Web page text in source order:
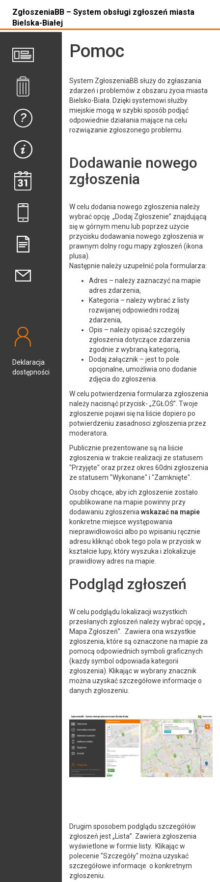
ZgłoszeniaBB – System obsługi zgłoszeń miasta
Bielska-Białej
Deklaracja
dostępności
Pomoc
System ZgłoszeniaBB służy do zgłaszania
zdarzeń i problemów z obszaru życia miasta
Bielsko-Biała. Dzięki systemowi służby
miejskie mogą w szybki sposób podjąć
odpowiednie działania mające na celu
rozwiązanie zgłoszonego problemu.
Dodawanie nowego
zgłoszenia
W celu dodania nowego zgłoszenia należy
wybraćopcję „Dodaj Zgłoszenie” znajdującą
się w górnym menu lub poprzez użycie
przycisku dodawania nowego zgłoszenia w
prawnym dolny rogu mapy zgłoszeń (ikona
plusa).
Następnie należy uzupełnić pola formularza:
Adres – należy zaznaczyć na mapie
adres zdarzenia,
Kategoria – należy wybrać z listy
rozwijanej odpowiedni rodzaj
zdarzenia,
Opis – należy opisać szczegóły
zgłoszenia dotyczące zdarzenia
zgodnie z wybraną kategorią,
Dodaj załącznik – jest to pole
opcjonalne, umożliwia ono dodanie
zdjęcia do zgłoszenia.
W celu potwierdzenia formularza zgłoszenia
należy nacisnąć przycisk- „ZGŁOŚ”. Twoje
zgłoszenie pojawi się na liście dopiero po
potwierdzeniu zasadnosci zgłoszenia przez
moderatora.
Publicznie prezentowane są na liście
zgłoszenia w trakcie realizacji ze statusem
"Przyjęte" oraz przez okres 60dni zgłoszenia
ze statusem "Wykonane" i "Zamknięte".
Osoby chcące, aby ich zgłoszenie zostało
opublikowane na mapie powinny przy
dodawaniu zgłoszenia wskazać na mapie
konkretne miejsce występowania
nieprawidłowości albo po wpisaniu ręcznie
adresu kliknąć obok tego pola w przycisk w
kształcie lupy, który wyszuka i zlokalizuje
prawidłowy adres na mapie.
Podgląd zgłoszeń
W celu podglądu lokalizacji wszystkich
przesłanych zgłoszeń należy wybrać opcję „
Mapa Zgłoszeń”. Zawiera ona wszystkie
zgłoszenia, które są oznaczone na mapie za
pomocą odpowiednich symboli graficznych
(każdy symbol odpowiada kategorii
zgłoszenia). Klikając w wybrany znacznik
można uzyskać szczegółowe informacje o
danych zgłoszeniu.
Drugim sposobem podglądu szczegółów
zgłoszeń jest „Lista”. Zawiera zgłoszenia
wyświetlone w formie listy. Klikając w
polecenie "Szczegóły" można uzyskać
szczegółowe informacje o konkretnym
zgłoszeniu.